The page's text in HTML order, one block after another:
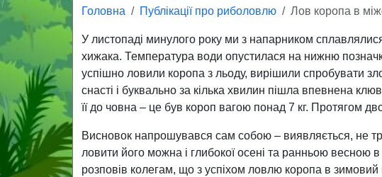
Головна Публікації про риболовлю Лов коропа в
У листопаді минулого року ми з напарником
хижака. Температура води опустилася на нижню
успішно ловили коропа з льоду, вирішили спробувати
снасті і буквально за кілька хвилин пішла впевнена
її до човна – це був короп вагою понад 7 кг. Протягом
Висновок напрошувався сам собою – виявляється, не
ловити його можна і глибокої осені та ранньою весною
розповів колегам, що з успіхом ловлю коропа в